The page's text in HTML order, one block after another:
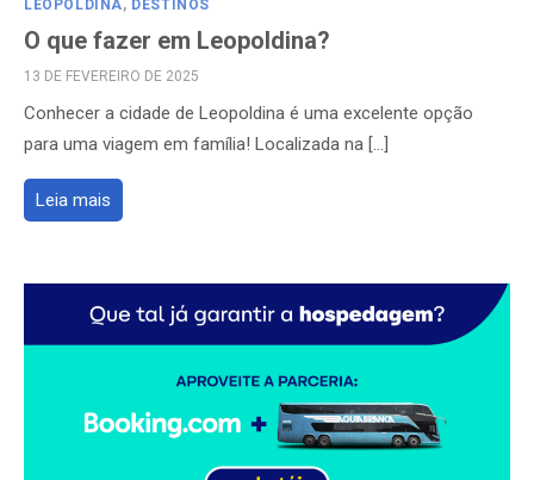
LEOPOLDINA, DESTINOS
O que fazer em Leopoldina?
POSTED
13 DE FEVEREIRO DE 2025
Conhecer a cidade de Leopoldina é uma excelente opção
para uma viagem em família! Localizada na […]
Leia mais